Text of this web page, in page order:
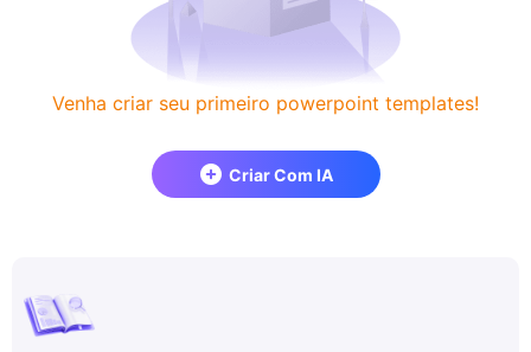
Venha criar seu primeiro powerpoint templates!
Criar Com IA